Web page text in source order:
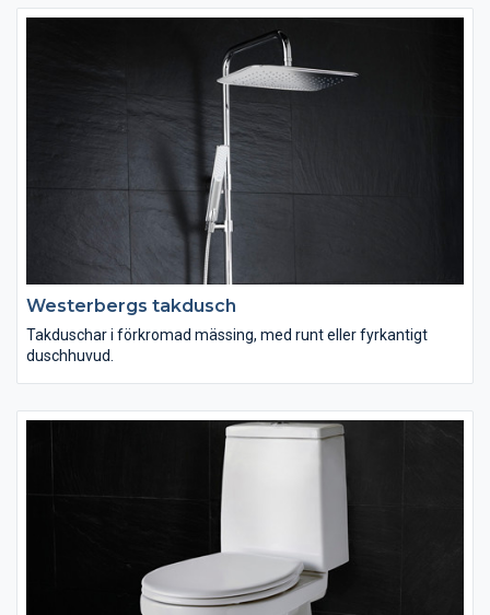
Westerbergs takdusch
Takduschar i förkromad mässing, med runt eller fyrkantigt
duschhuvud.